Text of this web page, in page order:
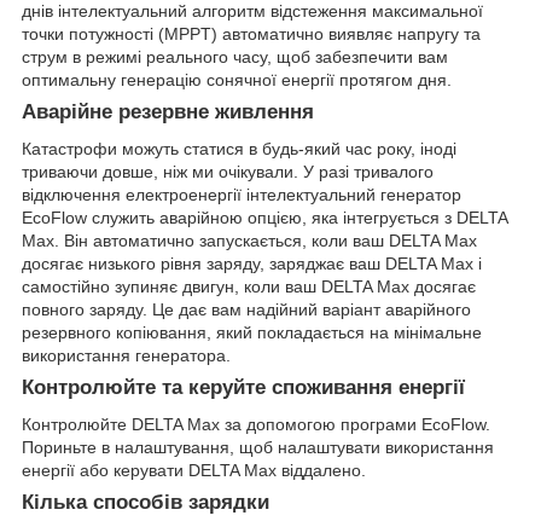
днів інтелектуальний алгоритм відстеження максимальної
точки потужності (MPPT) автоматично виявляє напругу та
струм в режимі реального часу, щоб забезпечити вам
оптимальну генерацію сонячної енергії протягом дня.
Аварійне резервне живлення
Катастрофи можуть статися в будь-який час року, іноді
триваючи довше, ніж ми очікували. У разі тривалого
відключення електроенергії інтелектуальний генератор
EcoFlow служить аварійною опцією, яка інтегрується з DELTA
Max. Він автоматично запускається, коли ваш DELTA Max
досягає низького рівня заряду, заряджає ваш DELTA Max і
самостійно зупиняє двигун, коли ваш DELTA Max досягає
повного заряду. Це дає вам надійний варіант аварійного
резервного копіювання, який покладається на мінімальне
використання генератора.
Контролюйте та керуйте споживання енергії
Контролюйте DELTA Max за допомогою програми EcoFlow.
Пориньте в налаштування, щоб налаштувати використання
енергії або керувати DELTA Max віддалено.
Кілька способів зарядки